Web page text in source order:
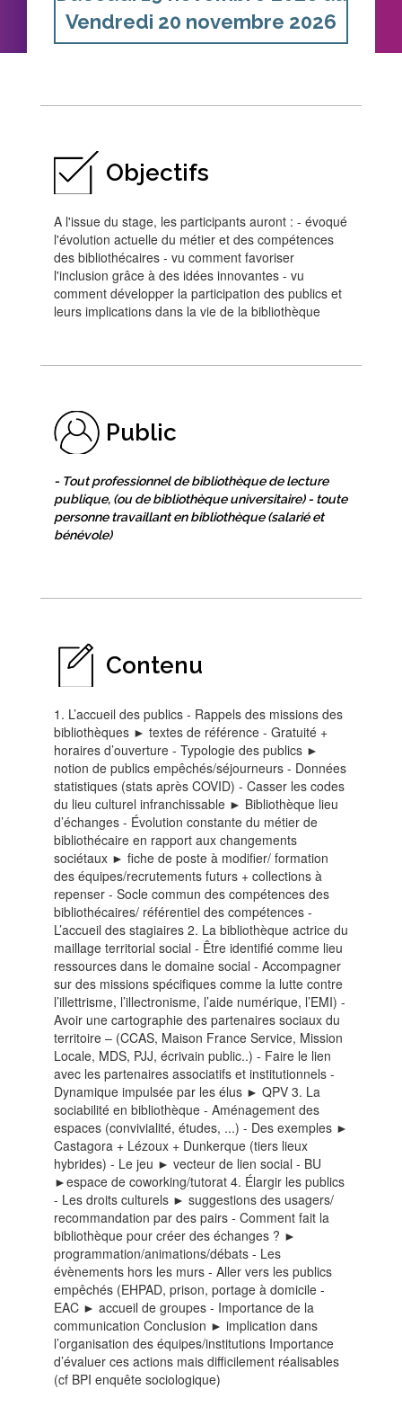
Vendredi 20 novembre 2026
Objectifs
A l'issue du stage, les participants auront : - évoqué
l'évolution actuelle du métier et des compétences
des bibliothécaires - vu comment favoriser
l'inclusion grâce à des idées innovantes - vu
comment développer la participation des publics et
leurs implications dans la vie de la bibliothèque
Public
- Tout professionnel de bibliothèque de lecture
publique, (ou de bibliothèque universitaire) - toute
personne travaillant en bibliothèque (salarié et
bénévole)
Contenu
1. L’accueil des publics - Rappels des missions des
bibliothèques ► textes de référence - Gratuité +
horaires d’ouverture - Typologie des publics ►
notion de publics empêchés/séjourneurs - Données
statistiques (stats après COVID) - Casser les codes
du lieu culturel infranchissable ► Bibliothèque lieu
d’échanges - Évolution constante du métier de
bibliothécaire en rapport aux changements
sociétaux ► fiche de poste à modifier/ formation
des équipes/recrutements futurs + collections à
repenser - Socle commun des compétences des
bibliothécaires/ référentiel des compétences -
L’accueil des stagiaires 2. La bibliothèque actrice du
maillage territorial social - Être identifié comme lieu
ressources dans le domaine social - Accompagner
sur des missions spécifiques comme la lutte contre
l’illettrisme, l’illectronisme, l’aide numérique, l’EMI) -
Avoir une cartographie des partenaires sociaux du
territoire – (CCAS, Maison France Service, Mission
Locale, MDS, PJJ, écrivain public..) - Faire le lien
avec les partenaires associatifs et institutionnels -
Dynamique impulsée par les élus ► QPV 3. La
sociabilité en bibliothèque - Aménagement des
espaces (convivialité, études, ...) - Des exemples ►
Castagora + Lézoux + Dunkerque (tiers lieux
hybrides) - Le jeu ► vecteur de lien social - BU
►espace de coworking/tutorat 4. Élargir les publics
- Les droits culturels ► suggestions des usagers/
recommandation par des pairs - Comment fait la
bibliothèque pour créer des échanges ? ►
programmation/animations/débats - Les
évènements hors les murs - Aller vers les publics
empêchés (EHPAD, prison, portage à domicile -
EAC ► accueil de groupes - Importance de la
communication Conclusion ► implication dans
l’organisation des équipes/institutions Importance
d’évaluer ces actions mais difficilement réalisables
(cf BPI enquête sociologique)